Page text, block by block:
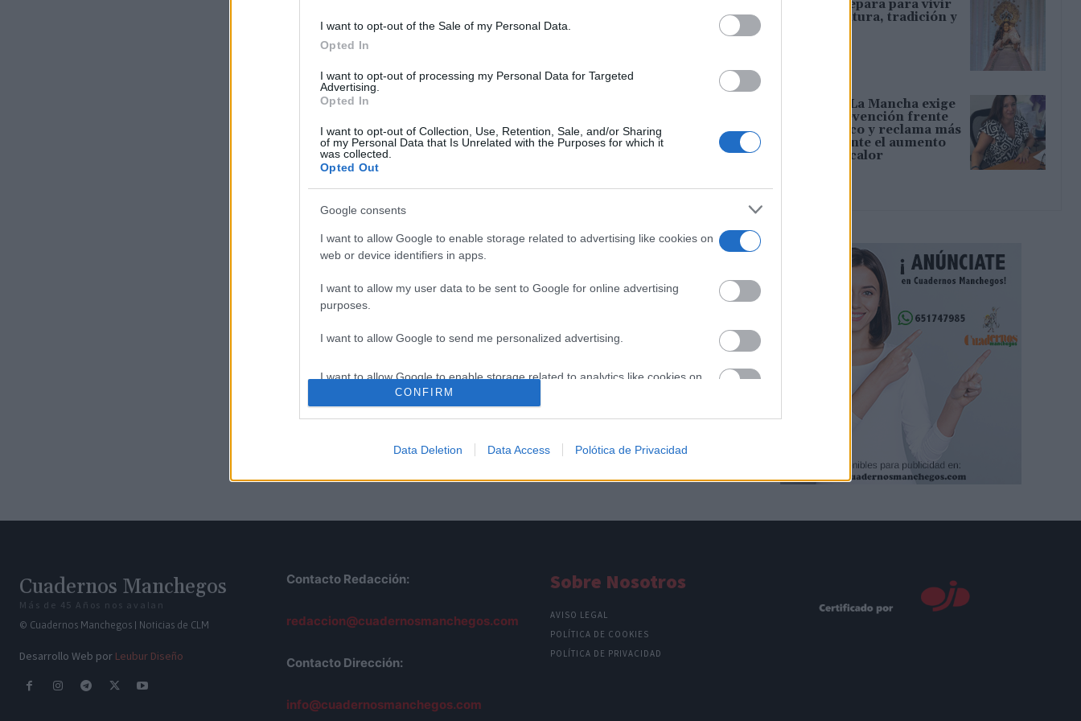
I want to opt-out of the Sale of my Personal Data.
Opted In
I want to opt-out of processing my Personal Data for Targeted
Advertising.
Opted In
I want to opt-out of Collection, Use, Retention, Sale, and/or Sharing
of my Personal Data that Is Unrelated with the Purposes for which it
was collected.
Opted Out
Google consents
I want to allow Google to enable storage related to advertising like cookies on
web or device identifiers in apps.
I want to allow my user data to be sent to Google for online advertising
purposes.
I want to allow Google to send me personalized advertising.
I want to allow Google to enable storage related to analytics like cookies on
web or device identifiers in apps.
I want to allow Google to enable storage related to personalization.
CONFIRM
Data Deletion Data Access Polótica de Privacidad
Tamajón se prepara para vivir
diez días de cultura, tradición y
convivencia
CCOO Castilla-La Mancha exige
reforzar la prevención frente
al estrés térmico y reclama más
inspecciones ante el aumento
del riesgo por calor
Cuadernos Manchegos
Más de 45 Años nos avalan
© Cuadernos Manchegos | Noticias de CLM
Desarrollo Web por Leubur Diseño
Contacto Redacción:
redaccion@cuadernosmanchegos.com
Contacto Dirección:
info@cuadernosmanchegos.com
Sobre Nosotros
AVISO LEGAL
POLÍTICA DE COOKIES
POLÍTICA DE PRIVACIDAD